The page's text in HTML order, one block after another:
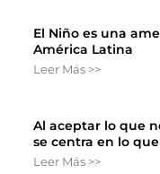
El Niño es una
América Latina
Leer Más >>
Al aceptar lo que
se centra en lo
Leer Más >>